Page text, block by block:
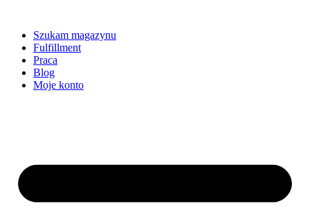
Szukam magazynu
Fulfillment
Praca
Blog
Moje konto